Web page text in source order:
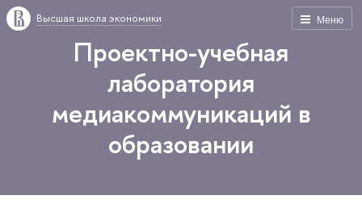
Меню
Высшая школа экономики
Проектно-учебная
лаборатория
медиакоммуникаций в
образовании